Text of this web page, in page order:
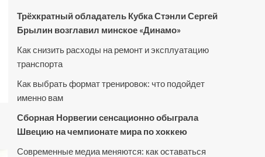
Трёхкратный обладатель Кубка Стэнли Сергей
Брылин возглавил минское «Динамо»
Как снизить расходы на ремонт и эксплуатацию
транспорта
Как выбрать формат тренировок: что подойдет
именно вам
Сборная Норвегии сенсационно обыграла
Швецию на чемпионате мира по хоккею
Современные медиа меняются: как оставаться